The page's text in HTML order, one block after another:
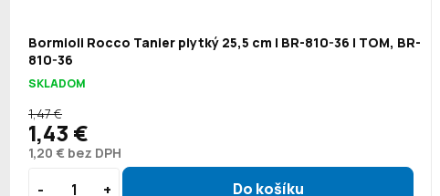
Bormioli Rocco Tanier plytký 25,5 cm | BR-810-36 | TOM, BR-
810-36
SKLADOM
1,20 € bez DPH
1,47 €
1,43 €